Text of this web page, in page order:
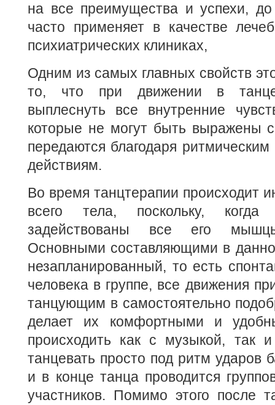
на все преимущества и успехи,
часто применяет в качестве
психиатрических клиниках,
Одним из самых главных свойств
то, что при движении в
выплеснуть все внутренние
которые не могут быть выражены
передаются благодаря
действиям.
Во время танцтерапии происходит
всего тела, поскольку, когда
задействованы все его
Основными составляющими в
незапланированный, то есть
человека в группе, все движения
танцующим в самостоятельно
делает их комфортными и
происходить как с музыкой, так
танцевать просто под ритм ударов
и в конце танца проводится
участников. Помимо этого после